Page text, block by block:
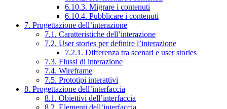
6.10.3. Migrare i contenuti
6.10.4. Pubblicare i contenuti
7. Progettazione dell’interazione
7.1. Caratteristiche dell’interazione
7.2. User stories per definire l’interazione
7.2.1. Differenza tra scenari e user stories
7.3. Flussi di interazione
7.4. Wireframe
7.5. Prototipi interattivi
8. Progettazione dell’interfaccia
8.1. Obiettivi dell’interfaccia
8.2. Elementi dell’interfaccia